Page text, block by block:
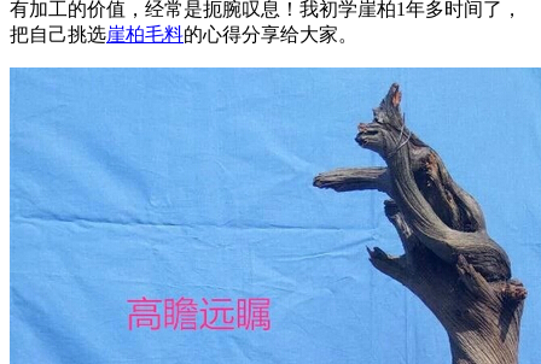
有加工的价值，经常是扼腕叹息！我初学崖柏1年多时间了，
把自己挑选崖柏毛料的心得分享给大家。